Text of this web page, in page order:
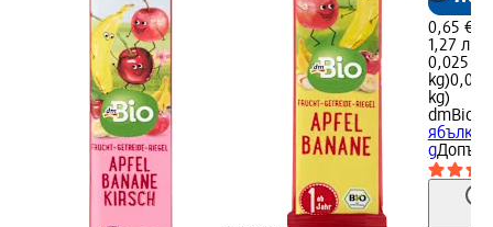
0,65 €
1,27 лв.
0,025 kg
kg)
kg)
dmBio
ябълка
g